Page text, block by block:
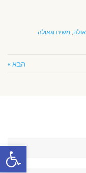
פתח
, משיח וגאולה
הבא »